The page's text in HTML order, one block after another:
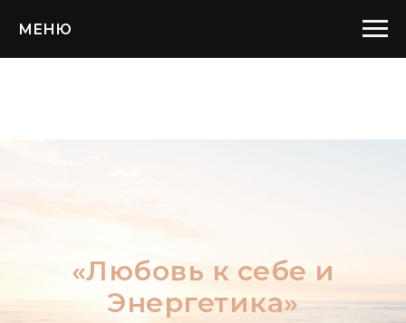
МЕНЮ
«Любовь к себе и
Энергетика»